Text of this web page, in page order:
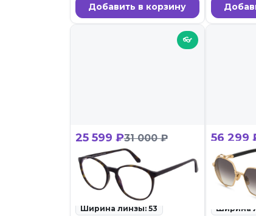
Добавить в корзину
👓
25 599 ₽31 000 ₽
Andy Wolf 5067_Lara 002
ID: 135652 • Оправы для очков •
28.02.26
Ширина линзы: 53
56 299
Cazal
ID:
очки •
Ширина